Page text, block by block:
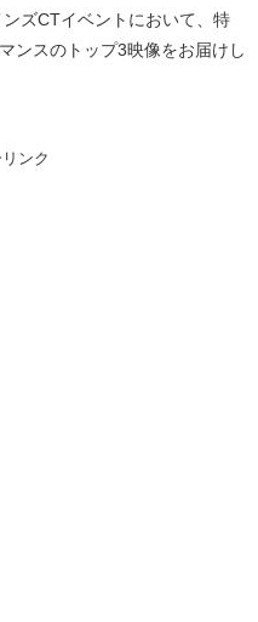
ズCTイベントにおいて、特
ンスのトップ3映像をお届けし
ンク